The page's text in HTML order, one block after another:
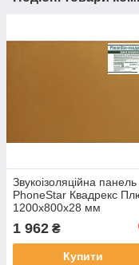
Звукоізоляційна панель
PhoneStar Квадрекс
1200х800х28 мм
1 962 ₴
Купити